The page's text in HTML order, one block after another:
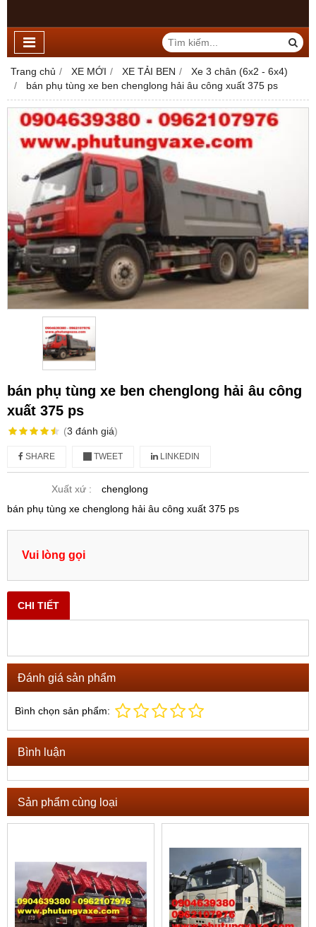
Trang chủ XE MỚI XE TẢI BEN
Xe 3 chân (6x2 - 6x4)
bán phụ tùng xe ben chenglong hải âu công xuất 375 ps
bán phụ tùng xe ben chenglong hải âu công
xuất 375 ps
(3 đánh giá)
SHARE TWEET LINKEDIN
Xuất xứ :
chenglong
bán phụ tùng xe chenglong hải âu công xuất 375 ps
Vui lòng gọi
CHI TIẾT
Đánh giá sản phẩm
Bình chọn sản phẩm:
Bình luận
Sản phẩm cùng loại